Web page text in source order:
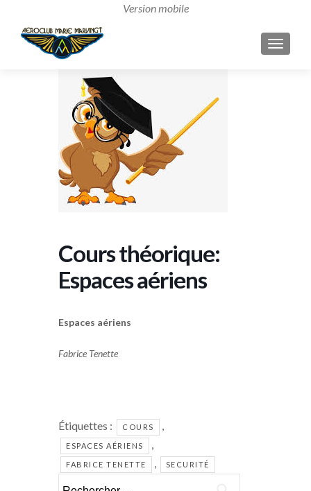
Cours théorique:
Espaces aériens
Espaces aériens
Fabrice Tenette
Étiquettes : COURS ,
ESPACES AÉRIENS ,
FABRICE TENETTE , SECURITÉ